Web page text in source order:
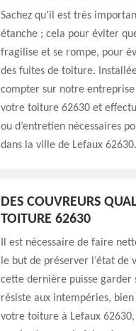
Sachez qu’il est très
étanche ; cela pour éviter
fragilise et se rompe, pour
des fuites de toiture.
compter sur notre
votre toiture 62630 et
ou d’entretien nécessaires
dans la ville de Lefaux 62630.
DES COUVREURS
TOITURE 62630
Il est nécessaire de faire
le but de préserver l’état
cette dernière puisse garder
résiste aux intempéries, bien
votre toiture à Lefaux